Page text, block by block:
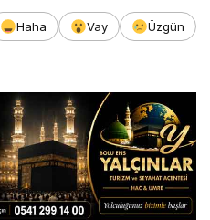
Haha Vay
Üzgün